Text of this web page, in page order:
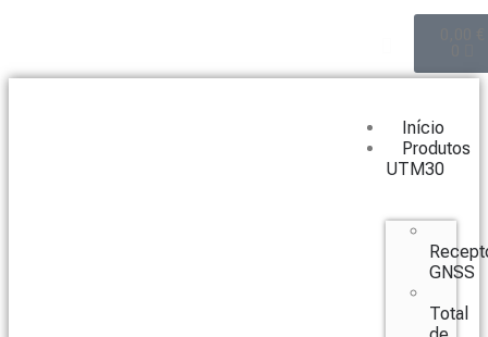
Início
Produtos
UTM30
GNSS
Total